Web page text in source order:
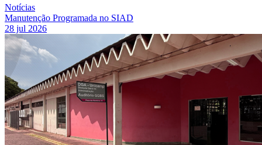
Notícias
Manutenção Programada no SIAD
28 jul 2026